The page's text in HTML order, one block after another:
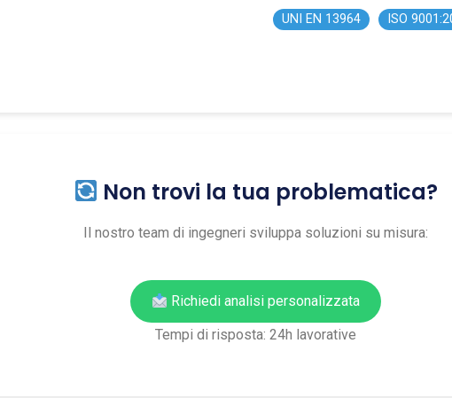
UNI EN 13964 ISO
Non trovi la tua problematica?
Il nostro team di ingegneri sviluppa soluzioni su misura:
Richiedi analisi personalizzata
Tempi di risposta: 24h lavorative